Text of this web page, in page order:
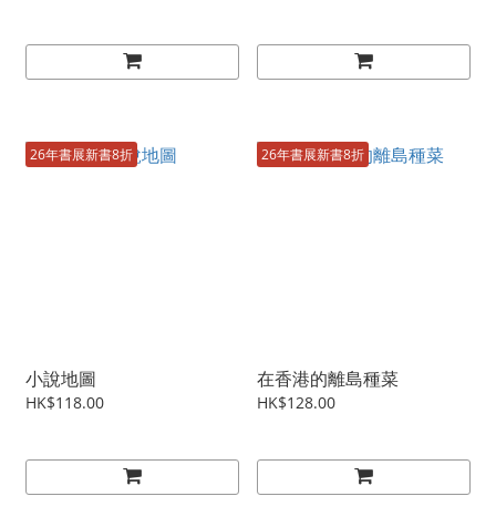
26年書展新書8折
小說地圖
HK$118.00
26年書展新書8折
在香港的離島種菜
HK$128.00